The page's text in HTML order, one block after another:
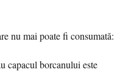
nu mai poate fi consumată:
capacul borcanului este